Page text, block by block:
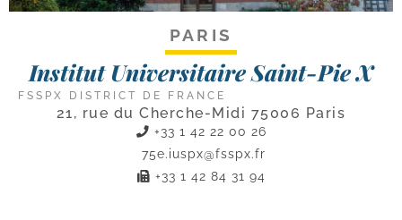
PARIS
Institut Universitaire Saint-Pie X
FSSPX DISTRICT DE FRANCE
21, rue du Cherche-Midi 75006 Paris
+33 1 42 22 00 26
75e.iuspx@fsspx.fr
+33 1 42 84 31 94